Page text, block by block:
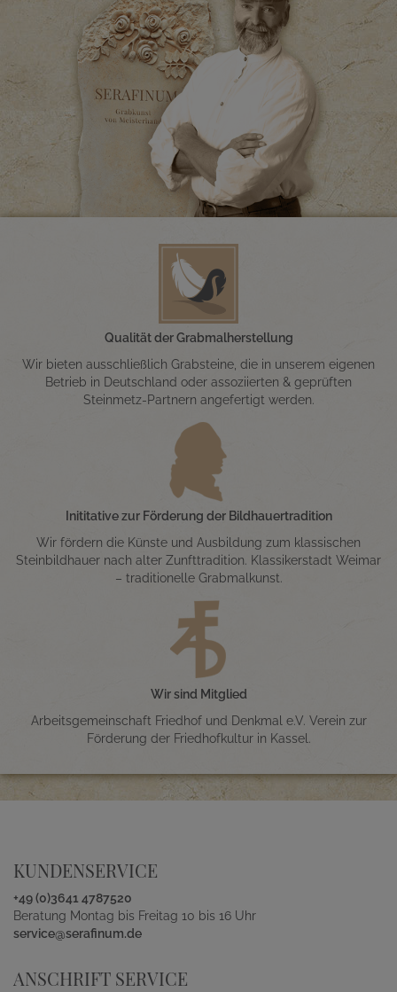
Qualität der Grabmalherstellung
Wir bieten ausschließlich Grabsteine, die in unserem eigenen
Betrieb in Deutschland oder assoziierten & geprüften
Steinmetz-Partnern angefertigt werden.
Inititative zur Förderung der Bildhauertradition
Wir fördern die Künste und Ausbildung zum klassischen
Steinbildhauer nach alter Zunfttradition. Klassikerstadt Weimar
– traditionelle Grabmalkunst.
Wir sind Mitglied
Arbeitsgemeinschaft Friedhof und Denkmal e.V. Verein zur
Förderung der Friedhofkultur in Kassel.
KUNDENSERVICE
+49 (0)3641 4787520
Beratung Montag bis Freitag 10 bis 16 Uhr
service@serafinum.de
ANSCHRIFT SERVICE